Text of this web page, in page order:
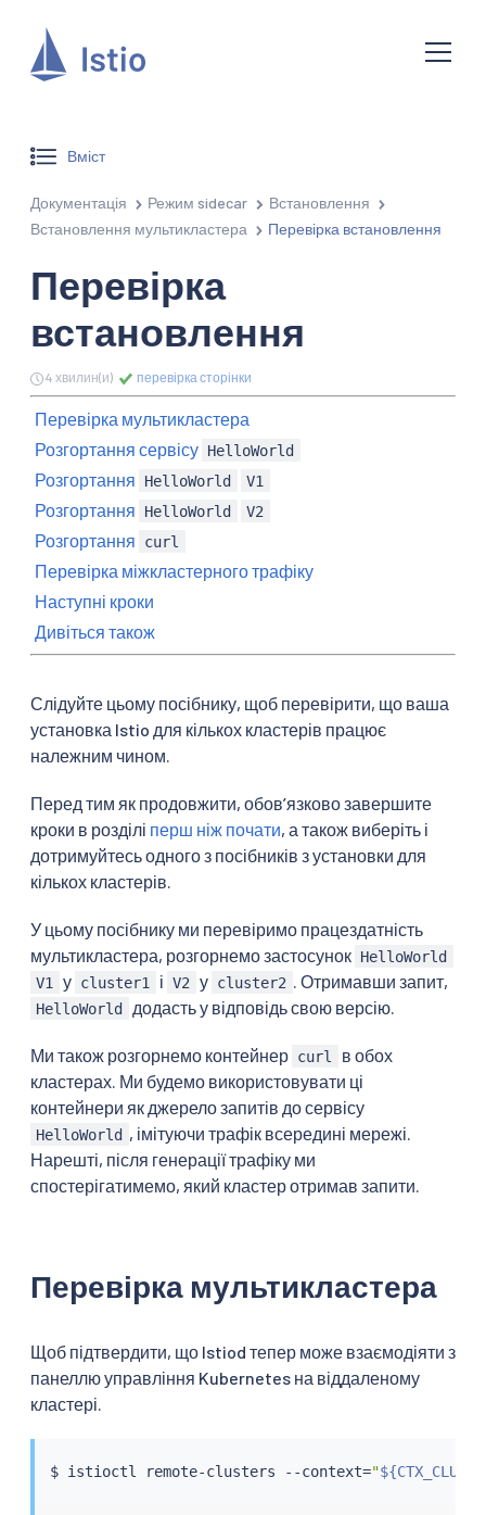
Вміст
Документація Режим sidecar
Встановлення
Встановлення мультикластера
Перевірка встановлення
Перевірка
встановлення
4 хвилин(и) перевірка сторінки
Перевірка мультикластера
Розгортання сервісу HelloWorld
Розгортання HelloWorld V1
Розгортання HelloWorld V2
Розгортання curl
Перевірка міжкластерного трафіку
Наступні кроки
Дивіться також
Слідуйте цьому посібнику, щоб перевірити, що ваша
установка Istio для кількох кластерів працює
належним чином.
Перед тим як продовжити, обовʼязково завершите
кроки в розділі перш ніж почати, а також виберіть і
дотримуйтесь одного з посібників з установки для
кількох кластерів.
У цьому посібнику ми перевіримо працездатність
мультикластера, розгорнемо застосунок HelloWorld
V1
у cluster1 і V2 у cluster2 . Отримавши запит,
HelloWorld додасть у відповідь свою версію.
Ми також розгорнемо контейнер curl
в обох
кластерах. Ми будемо використовувати ці
контейнери як джерело запитів до сервісу
HelloWorld , імітуючи трафік всередині мережі.
Нарешті, після генерації трафіку ми
спостерігатимемо, який кластер отримав запити.
Перевірка мультикластера
Щоб підтвердити, що Istiod тепер може взаємодіяти з
панеллю управління Kubernetes на віддаленому
кластері.
$ istioctl remote-clusters --context="